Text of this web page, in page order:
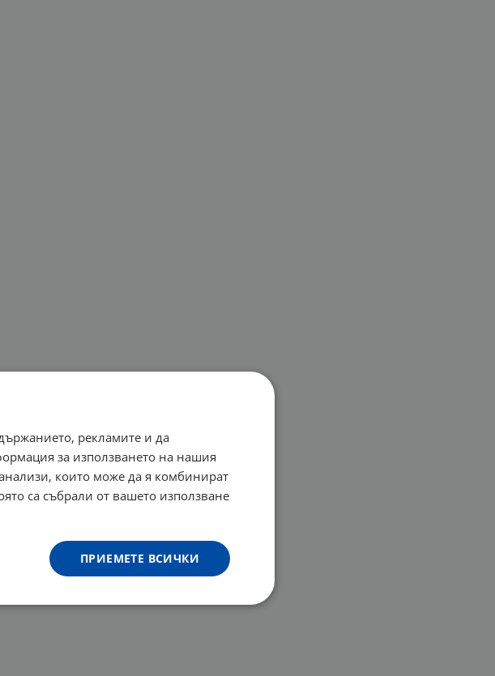
рекламите и да
за използването на нашия
които може да я комбинират
са събрали от вашето използване
ПРИЕМЕТЕ ВСИЧКИ